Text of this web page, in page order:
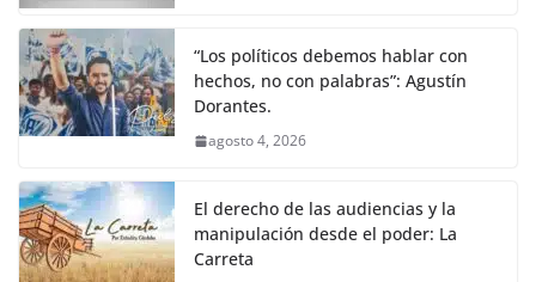
“Los políticos debemos hablar con
hechos, no con palabras”: Agustín
Dorantes.
agosto 4, 2026
El derecho de las audiencias y la
manipulación desde el poder: La
Carreta